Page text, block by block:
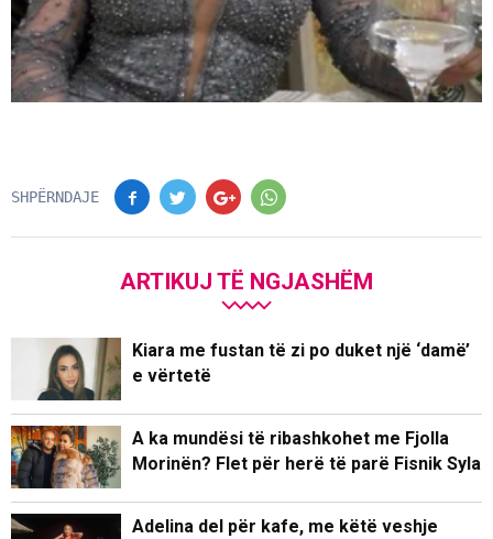
SHPËRNDAJE
ARTIKUJ TË NGJASHËM
Kiara me fustan të zi po duket një ‘damë’
e vërtetë
A ka mundësi të ribashkohet me Fjolla
Morinën? Flet për herë të parë Fisnik Syla
Adelina del për kafe, me këtë veshje